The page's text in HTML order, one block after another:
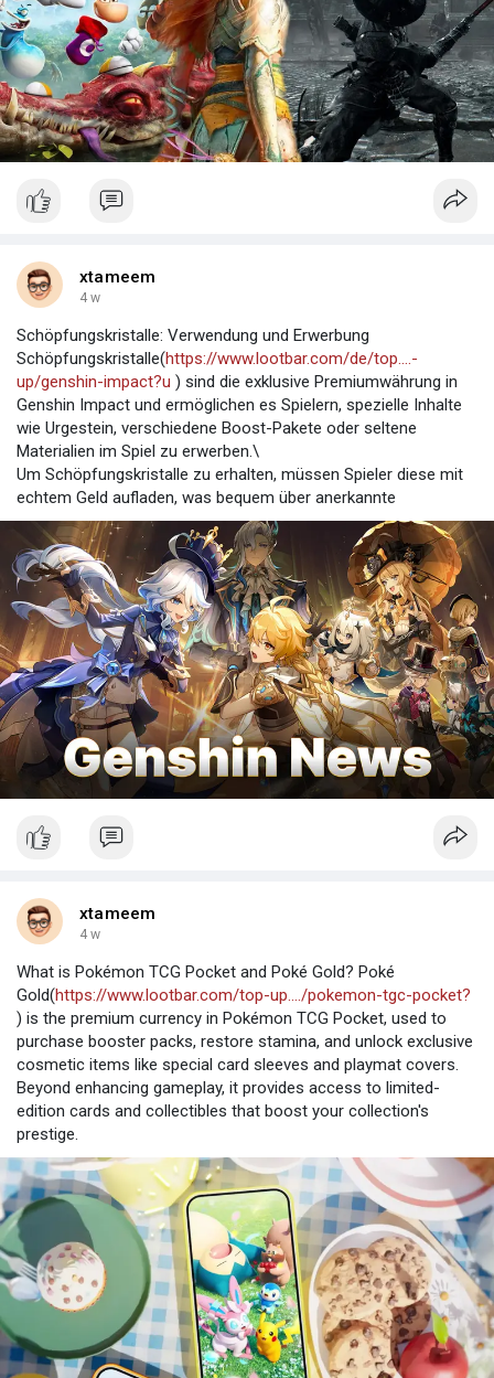
xtameem
4 w
Schöpfungskristalle: Verwendung und Erwerbung
Schöpfungskristalle(https://www.lootbar.com/de/top....-
up/genshin-impact?u ) sind die exklusive Premiumwährung in
Genshin Impact und ermöglichen es Spielern, spezielle Inhalte
wie Urgestein, verschiedene Boost-Pakete oder seltene
Materialien im Spiel zu erwerben.\
Um Schöpfungskristalle zu erhalten, müssen Spieler diese mit
echtem Geld aufladen, was bequem über anerkannte
xtameem
4 w
What is Pokémon TCG Pocket and Poké Gold? Poké
Gold(https://www.lootbar.com/top-up..../pokemon-tgc-pocket?
) is the premium currency in Pokémon TCG Pocket, used to
purchase booster packs, restore stamina, and unlock exclusive
cosmetic items like special card sleeves and playmat covers.
Beyond enhancing gameplay, it provides access to limited-
edition cards and collectibles that boost your collection's
prestige.